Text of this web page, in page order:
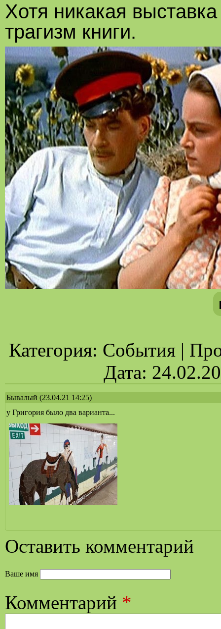
Хотя никакая
трагизм книги.
Категория: События |
Дата:
Бывалый (23.04.21 14:25)
у Григория было два варианта...
Оставить комментарий
Ваше имя
Комментарий *